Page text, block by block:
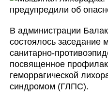
В администрации
состоялось заседание
санитарно-
посвященное
геморрагической
синдромом (ГЛПС).